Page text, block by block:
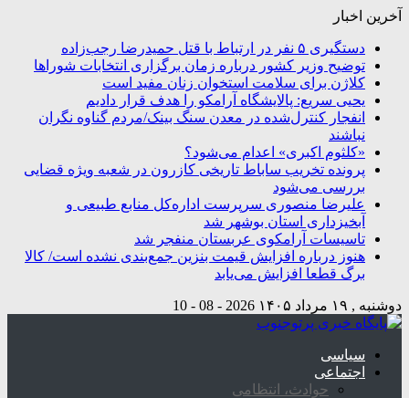
آخرین اخبار
دستگیری ۵ نفر در ارتباط با قتل حمیدرضا رجب‌زاده
توضیح وزیر کشور درباره زمان برگزاری انتخابات شوراها
کلاژن برای سلامت استخوان زنان مفید است
یحیی سریع: پالایشگاه آرامکو را هدف قرار دادیم
انفجار کنترل‌شده در معدن سنگ بینک/مردم گناوه نگران
نباشند
«کلثوم اکبری» اعدام می‌شود؟
پرونده تخریب ساباط تاریخی کازرون در شعبه ویژه قضایی
بررسی می‌شود
علیرضا منصوری سرپرست اداره‌کل منابع طبیعی و
آبخیزداری استان بوشهر شد
تاسیسات آرامکوی عربستان منفجر شد
هنوز درباره افزایش قیمت بنزین جمع‌بندی نشده است/ کالا
برگ قطعا افزایش می‌یابد
دوشنبه , ۱۹ مرداد ۱۴۰۵ 2026 - 08 - 10
سیاسی
اجتماعی
حوادث، انتظامی